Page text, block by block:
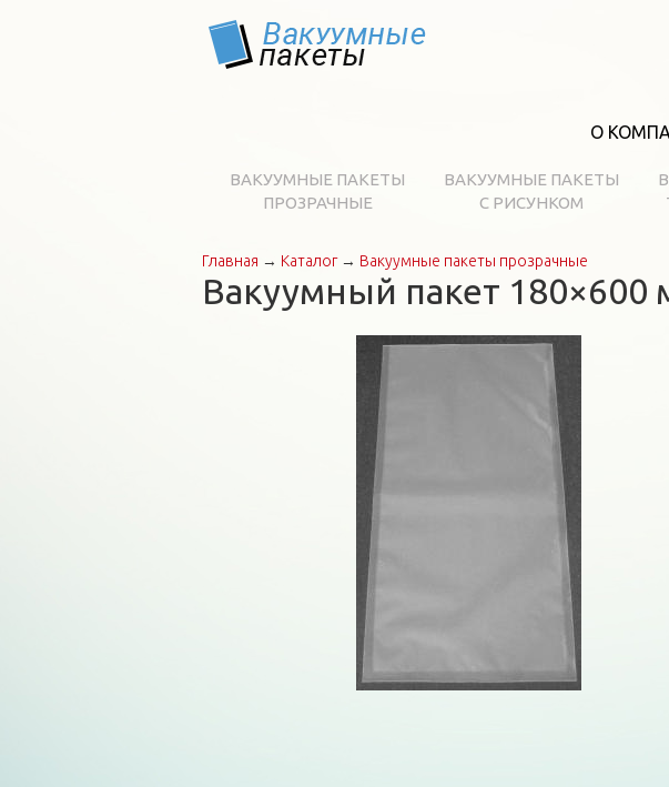
О
ВАКУУМНЫЕ ПАКЕТЫ
ПРОЗРАЧНЫЕ
ВАКУУМНЫЕ ПАКЕТЫ
С РИСУНКОМ
Вы здесь
Главная → Каталог→ Вакуумные пакеты прозрачные
Вакуумный пакет